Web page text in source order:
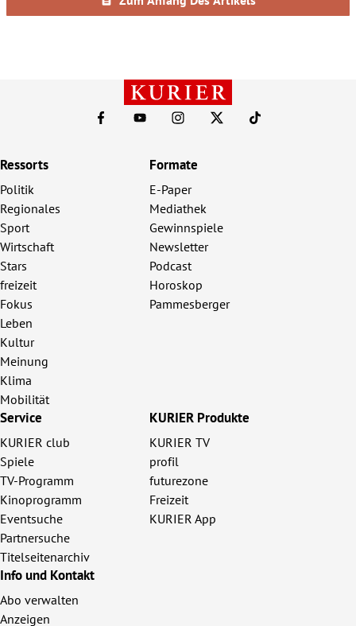
Ressorts
Politik
Regionales
Sport
Wirtschaft
Stars
freizeit
Fokus
Leben
Kultur
Meinung
Klima
Mobilität
Formate
E-Paper
Mediathek
Gewinnspiele
Newsletter
Podcast
Horoskop
Pammesberger
Service
KURIER club
Spiele
TV-Programm
Kinoprogramm
Eventsuche
Partnersuche
Titelseitenarchiv
KURIER Produkte
KURIER TV
profil
futurezone
Freizeit
KURIER App
Info und Kontakt
Abo verwalten
Anzeigen